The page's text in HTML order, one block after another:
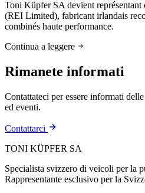
Toni Küpfer SA devient
(REI Limited), fabricant irlandais
combinés haute performance.
Continua a leggere
Rimanete informati
Contattateci per essere informati
ed eventi.
Contattarci
TONI KÜPFER SA
Specialista svizzero di veicoli per la
Rappresentante esclusivo per la